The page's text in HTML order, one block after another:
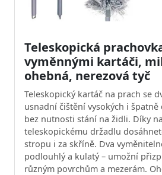
Teleskopická
vyměnnými kartáči,
ohebná, nerezová tyč
Teleskopický kartáč na prach se
usnadní čištění vysokých i
bez nutnosti stání na židli. Díky
teleskopickému držadlu
stropu i za skříně. Dva
podlouhlý a kulatý – umožní
různým povrchům a mezerám.